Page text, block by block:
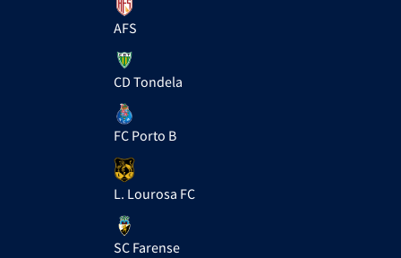
AFS
CD Tondela
FC Porto B
L. Lourosa FC
SC Farense